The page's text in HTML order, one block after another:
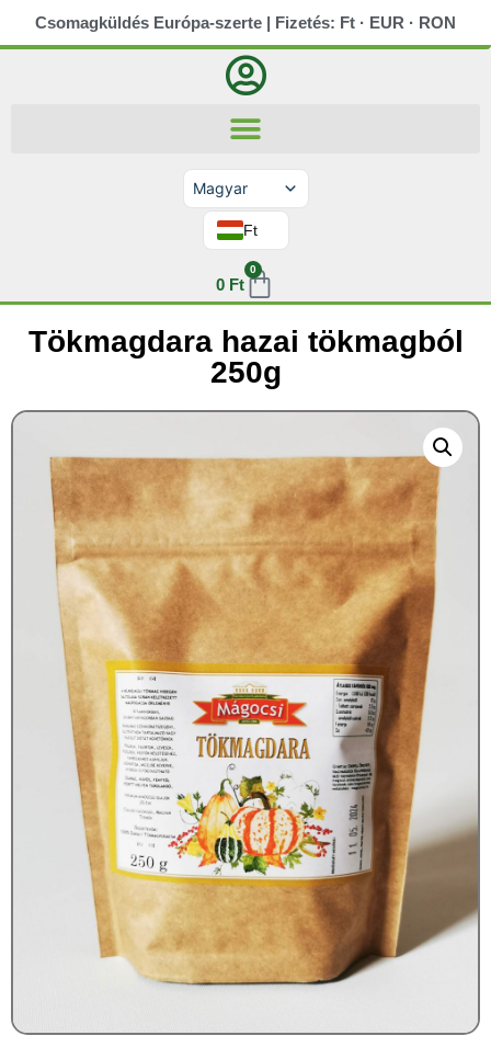
Csomagküldés Európa-szerte | Fizetés: Ft · EUR · RON
Magyar
Slovenčina
Română
Deutsch
English (UK)
Ft
0 Ft
0
Tökmagdara hazai tökmagból
250g